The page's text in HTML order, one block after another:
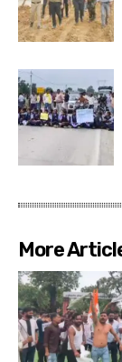
More